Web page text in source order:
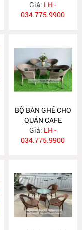
Giá: LH -
034.775.9900
BỘ BÀN GHẾ CHO
QUÁN CAFE
GN465
Giá: LH -
034.775.9900